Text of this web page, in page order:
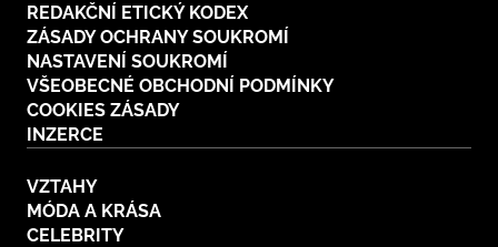
REDAKČNÍ ETICKÝ KODEX
ZÁSADY OCHRANY SOUKROMÍ
NASTAVENÍ SOUKROMÍ
VŠEOBECNÉ OBCHODNÍ PODMÍNKY
COOKIES ZÁSADY
INZERCE
VZTAHY
MÓDA A KRÁSA
CELEBRITY